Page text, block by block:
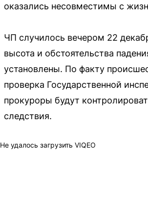
оказались несовместимы с
ЧП случилось вечером 22
высота и обстоятельства
установлены. По факту
проверка Государственной
прокуроры будут
следствия.
Не удалось загрузить VIQEO